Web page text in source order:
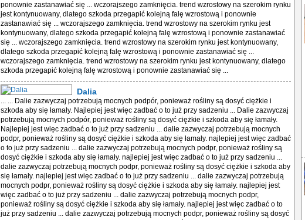
ponownie zastanawiać się ... wczorajszego zamknięcia. trend wzrostowy na szerokim rynku
jest kontynuowany, dlatego szkoda przegapić kolejną falę wzrostową i ponownie
zastanawiać się ... wczorajszego zamknięcia. trend wzrostowy na szerokim rynku jest
kontynuowany, dlatego szkoda przegapić kolejną falę wzrostową i ponownie zastanawiać
się ... wczorajszego zamknięcia. trend wzrostowy na szerokim rynku jest kontynuowany,
dlatego szkoda przegapić kolejną falę wzrostową i ponownie zastanawiać się ...
wczorajszego zamknięcia. trend wzrostowy na szerokim rynku jest kontynuowany, dlatego
szkoda przegapić kolejną falę wzrostową i ponownie zastanawiać się ...
Dalia
... ... Dalie zazwyczaj potrzebują mocnych podpór, ponieważ rośliny są dosyć ciężkie i
szkoda aby się łamały. Najlepiej jest więc zadbać o to już przy sadzeniu ... Dalie zazwyczaj
potrzebują mocnych podpór, ponieważ rośliny są dosyć ciężkie i szkoda aby się łamały.
Najlepiej jest więc zadbać o to już przy sadzeniu ... dalie zazwyczaj potrzebują mocnych
podpr, ponieważ rośliny są dosyć ciężkie i szkoda aby się łamały. najlepiej jest więc zadbać
o to już przy sadzeniu ... dalie zazwyczaj potrzebują mocnych podpr, ponieważ rośliny są
dosyć ciężkie i szkoda aby się łamały. najlepiej jest więc zadbać o to już przy sadzeniu ...
dalie zazwyczaj potrzebują mocnych podpr, ponieważ rośliny są dosyć ciężkie i szkoda aby
się łamały. najlepiej jest więc zadbać o to już przy sadzeniu ... dalie zazwyczaj potrzebują
mocnych podpr, ponieważ rośliny są dosyć ciężkie i szkoda aby się łamały. najlepiej jest
więc zadbać o to już przy sadzeniu ... dalie zazwyczaj potrzebują mocnych podpr,
ponieważ rośliny są dosyć ciężkie i szkoda aby się łamały. najlepiej jest więc zadbać o to
już przy sadzeniu ... dalie zazwyczaj potrzebują mocnych podpr, ponieważ rośliny są dosyć